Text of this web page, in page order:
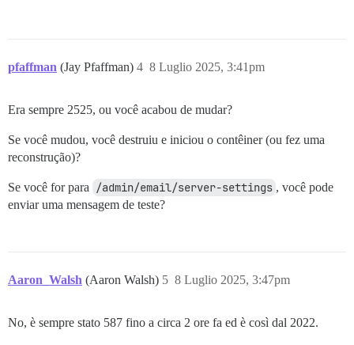
pfaffman (Jay Pfaffman) 8 Luglio 2025, 3:41pm
4
Era sempre 2525, ou você acabou de mudar?
Se você mudou, você destruiu e iniciou o contêiner (ou fez uma
reconstrução)?
Se você for para /admin/email/server-settings , você pode
enviar uma mensagem de teste?
Aaron_Walsh (Aaron Walsh) 8 Luglio 2025, 3:47pm
5
No, è sempre stato 587 fino a circa 2 ore fa ed è così dal 2022.